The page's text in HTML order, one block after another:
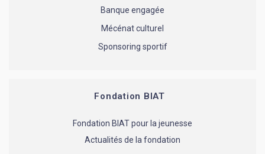
Banque engagée
Mécénat culturel
Sponsoring sportif
Fondation BIAT
Fondation BIAT pour la jeunesse
Actualités de la fondation